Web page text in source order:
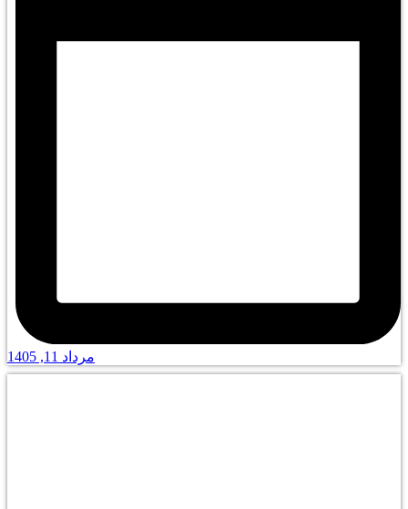
مرداد 11, 1405